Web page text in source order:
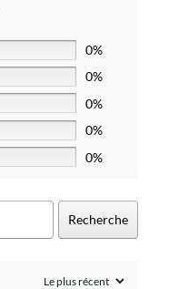
0%
0%
0%
0%
0%
Recherche